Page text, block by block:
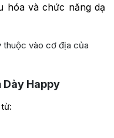
hóa và chức năng dạ
thuộc vào cơ địa của
Dày Happy